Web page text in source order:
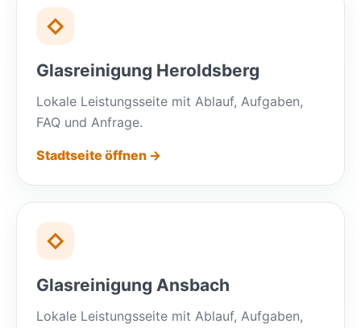
◇
Glasreinigung Heroldsberg
Lokale Leistungsseite mit Ablauf, Aufgaben,
FAQ und Anfrage.
Stadtseite öffnen →
◇
Glasreinigung Ansbach
Lokale Leistungsseite mit Ablauf, Aufgaben,